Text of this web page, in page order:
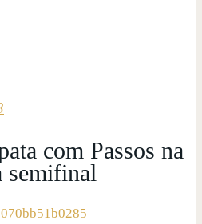
com Passos na
semifinal